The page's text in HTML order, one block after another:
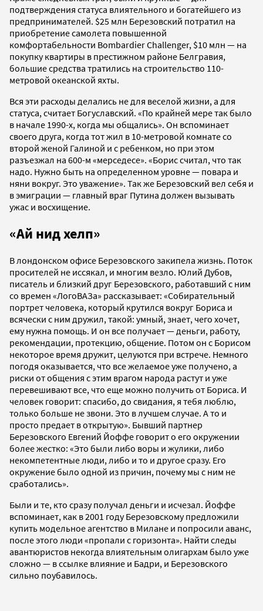
подтверждения статуса влиятельного и богатейшего из
предпринимателей. $25 млн Березовский потратил на
приобретение самолета повышенной
комфортабельности Bombardier Challenger, $10 млн — на
покупку квартиры в престижном районе Белгравия,
большие средства тратились на строительство 110-
метровой океанской яхты.
Вся эти расходы делались не для веселой жизни, а для
статуса, считает Богуславский. «По крайней мере так было
в начале 1990-х, когда мы общались». Он вспоминает
своего друга, когда тот жил в 10-метровой комнате со
второй женой Галиной и с ребенком, но при этом
разъезжал на 600-м «мерседесе». «Борис считал, что так
надо. Нужно быть на определенном уровне — повара и
няни вокруг. Это уважение». Так же Березовский вел себя и
в эмиграции — главный враг Путина должен вызывать
ужас и восхищение.
«Ай нид хелп»
В лондонском офисе Березовского закипела жизнь. Поток
просителей не иссякал, и многим везло. Юлий Дубов,
писатель и близкий друг Березовского, работавший с ним
со времен «ЛогоВАЗа» рассказывает: «Собирательный
портрет человека, который крутился вокруг Бориса и
всячески с ним дружил, такой: умный, знает, чего хочет,
ему нужна помощь. И он все получает — деньги, работу,
рекомендации, протекцию, общение. Потом он с Борисом
некоторое время дружит, целуются при встрече. Немного
погодя оказывается, что все желаемое уже получено, а
риски от общения с этим врагом народа растут и уже
перевешивают все, что еще можно получить от Бориса. И
человек говорит: спасибо, до свидания, я тебя люблю,
только больше не звони. Это в лучшем случае. А то и
просто предает в открытую». Бывший партнер
Березовского Евгений Йоффе говорит о его окружении
более жестко: «Это были либо воры и жулики, либо
некомпетентные люди, либо и то и другое сразу. Его
окружение было одной из причин, почему мы с ним не
сработались».
Были и те, кто сразу получал деньги и исчезал. Йоффе
вспоминает, как в 2001 году Березовскому предложили
купить модельное агентство в Милане и попросили аванс,
после этого люди «пропали с горизонта». Найти следы
авантюристов некогда влиятельным олигархам было уже
сложно — в ссылке влияние и Бадри, и Березовского
сильно поубавилось.